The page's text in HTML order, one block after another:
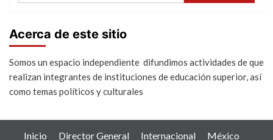
Acerca de este sitio
Somos un espacio independiente difundimos actividades de que
realizan integrantes de instituciones de educación superior, así
como temas políticos y culturales
Inicio Director General Internacional México